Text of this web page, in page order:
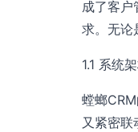
成了客户
求。无论
1.1 系统
螳螂
又紧密联